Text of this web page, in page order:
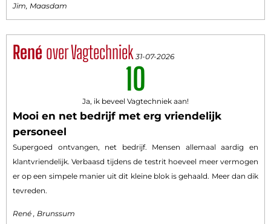
Jim, Maasdam
René over Vagtechniek 31-07-2026
10
Ja, ik beveel Vagtechniek aan!
Mooi en net bedrijf met erg vriendelijk
personeel
Supergoed ontvangen, net bedrijf. Mensen allemaal aardig en
klantvriendelijk. Verbaasd tijdens de testrit hoeveel meer vermogen
er op een simpele manier uit dit kleine blok is gehaald. Meer dan dik
tevreden.
René , Brunssum